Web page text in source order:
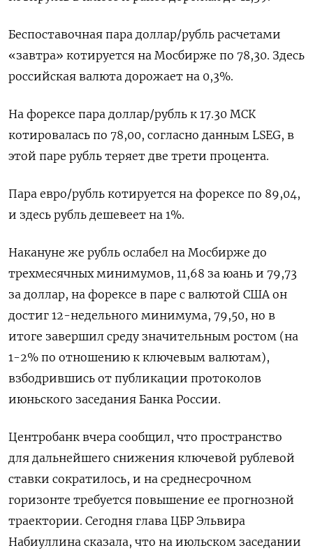
Беспоставочная пара доллар/рубль расчетами
«завтра» котируется ​на Мосбирже по 78,30. Здесь
российская ​валюта дорожает на ⁠0,3%.
На форексе пара доллар/рубль к 17.30 МСК
котировалась по 78,00, согласно данным LSEG, в
этой ‌паре рубль теряет две трети процента.
Пара евро/рубль котируется на форексе ‌по 89,04,
и здесь рубль дешевеет на 1%.
Накануне же рубль ослабел на Мосбирже до
трехмесячных минимумов, 11,68 за юань и 79,73 ​
за доллар, на форексе в паре с валютой США он
достиг 12-недельного минимума, 79,50, но в
итоге завершил среду ‌значительным ростом (на
1-2% по отношению к ключевым валютам),
взбодрившись от публикации протоколов
июньского заседания Банка России.
Центробанк вчера сообщил, что ​пространство
для дальнейшего снижения ключевой рублевой
ставки сократилось, и на среднесрочном
горизонте требуется повышение ее прогнозной
траектории. Сегодня глава ЦБР Эльвира
‌Набиуллина сказала, что на июльском заседании